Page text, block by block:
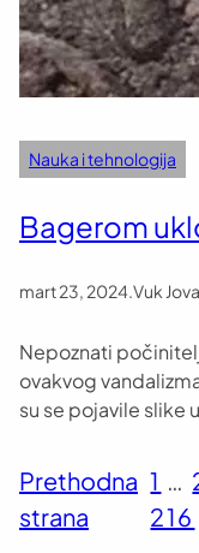
Nauka i tehnologija
Bagerom
mart 23, 2024.Vuk
Nepoznati
ovakvog
su se pojavile slike
Prethodna
strana
1 …
216